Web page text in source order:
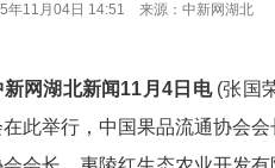
2025年11月04日 14:51 来源：